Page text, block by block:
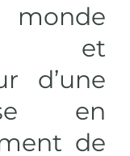
et
d’une
en
de